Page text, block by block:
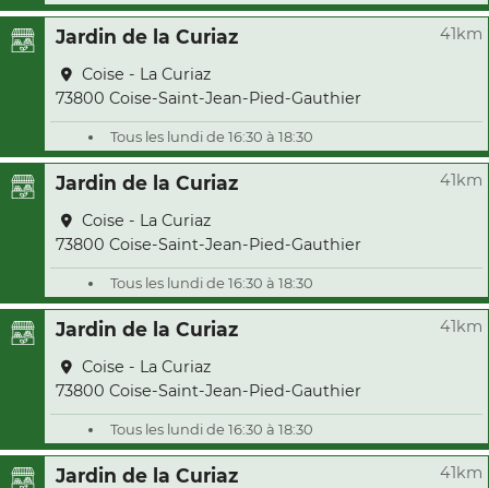
Jardin de la Curiaz 41km
Coise - La Curiaz
73800 Coise-Saint-Jean-Pied-Gauthier
Tous les lundi de 16:30 à 18:30
Jardin de la Curiaz 41km
Coise - La Curiaz
73800 Coise-Saint-Jean-Pied-Gauthier
Tous les lundi de 16:30 à 18:30
Jardin de la Curiaz 41km
Coise - La Curiaz
73800 Coise-Saint-Jean-Pied-Gauthier
Tous les lundi de 16:30 à 18:30
Jardin de la Curiaz 41km